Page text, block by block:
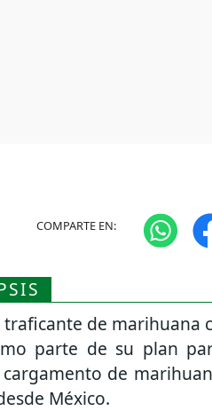
COMPARTE EN:
traficante de marihuana
parte de su plan
de
México.